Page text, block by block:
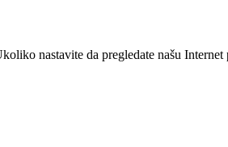
nastavite da pregledate našu Internet